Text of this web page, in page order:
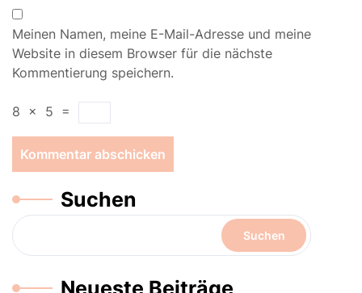
Meinen Namen, meine E-Mail-Adresse und meine
Website in diesem Browser für die nächste
Kommentierung speichern.
8 × 5 =
Suchen
Suchen
Neueste Beiträge